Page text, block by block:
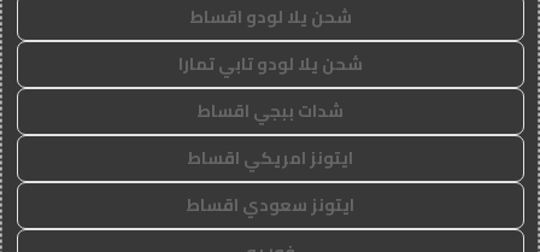
شحن يلا لودو اقساط
شحن يلا لودو تابي تمارا
شدات ببجي اقساط
ايتونز امريكي اقساط
ايتونز سعودي اقساط